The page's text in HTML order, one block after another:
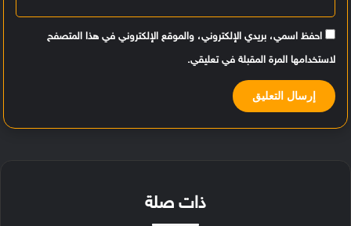
احفظ اسمي، بريدي الإلكتروني، والموقع الإلكتروني في هذا المتصفح
لاستخدامها المرة المقبلة في تعليقي.
ذات صلة